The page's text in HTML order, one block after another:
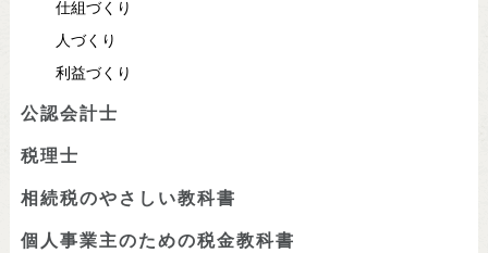
仕組づくり
人づくり
利益づくり
公認会計士
税理士
相続税のやさしい教科書
個人事業主のための税金教科書